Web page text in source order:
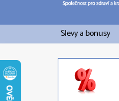
Slevy a bonusy